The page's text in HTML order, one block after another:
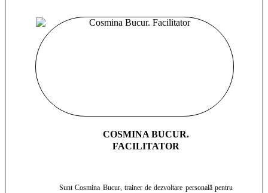
COSMINA BUCUR.
FACILITATOR
Sunt Cosmina Bucur, trainer de dezvoltare personală pentru